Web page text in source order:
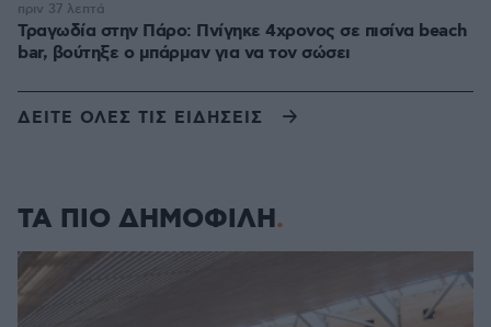
Τραγωδία στην Πάρο: Πνίγηκε 4χρονος σε πισίνα beach
bar, βούτηξε ο μπάρμαν για να τον σώσει
πριν 37 λεπτά
ΔΕΙΤΕ ΟΛΕΣ ΤΙΣ ΕΙΔΗΣΕΙΣ
ΤΑ ΠΙΟ ΔΗΜΟΦΙΛΗ